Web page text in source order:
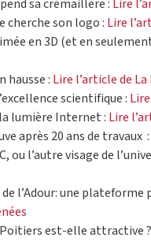
sa crémaillère : Lire
cherche son logo : Lire
en 3D (et en
hausse : Lire l’article de La
scientifique :
lumière Internet : Lire
après 20 ans de travaux :
ou l’autre visage de
l’Adour: une plateforme
est-elle attractive ?